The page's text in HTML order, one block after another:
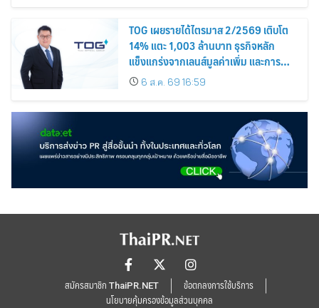
TOG เผยรายได้ไตรมาส 2/2569 เติบโต
14% แตะ 1,003 ล้านบาท ธุรกิจหลัก
แข็งแกร่งจากเลนส์มูลค่าเพิ่ม และการ
ขยายตลาดต่างประเทศ พร้อมเดินหน้า
ลงทุนเพื่อการเติบโตระยะยาว
6 ส.ค. 69 16:59
สมัครสมาชิก ThaiPR.NET
ข้อตกลงการใช้บริการ
นโยบายคุ้มครองข้อมูลส่วนบุคคล